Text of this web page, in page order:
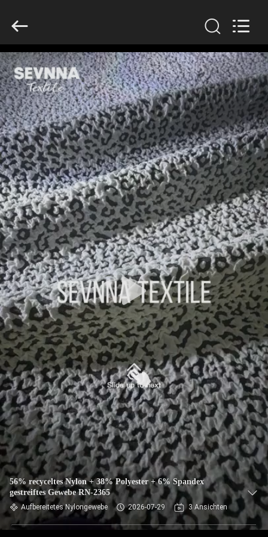
HAUS
PRODUKTE
VR
SHOW
ÜBER
UNS
FABRIK-
AUSFLUG
QUALITÄTSKONTROLLE
TRETEN
SIE
MIT
UNS
IN
VERBINDUNG
NACHRICHTEN
FÄLLE
Rights
56% recyceltes Nylon + 38% Polyester + 6% Spandex
gestreiftes Gewebe RN-2365
Aufbereitetes Nylongewebe 2026-07-29 3 Ansichten